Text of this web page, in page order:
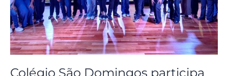
Colégio São Domingos participa
Vidas”